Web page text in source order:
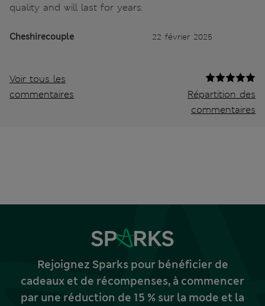
quality and will last for years.
Cheshirecouple 22 février 2025
Voir tous les
commentaires
Répartition des
commentaires
Rejoignez Sparks pour bénéficier de
cadeaux et de récompenses, à commencer
par une réduction de 15 % sur la mode et la